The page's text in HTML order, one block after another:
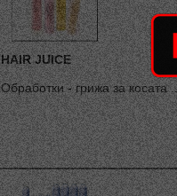
HAIR JUICE
Обработки - грижа за косата